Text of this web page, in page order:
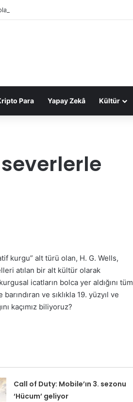
anlaşmayla Suudi Arabistan’ın oldu
Para Yapay Zekâ Kültür
kurgu” alt türü olan, H. G. Wells,
atılan bir alt kültür olarak
icatların bolca yer aldığını tüm
ve sıklıkla 19. yüzyıl ve
kaçımız biliyoruz?
Call of Duty: Mobile’ın 3. sezonu
‘Hücum’ geliyor